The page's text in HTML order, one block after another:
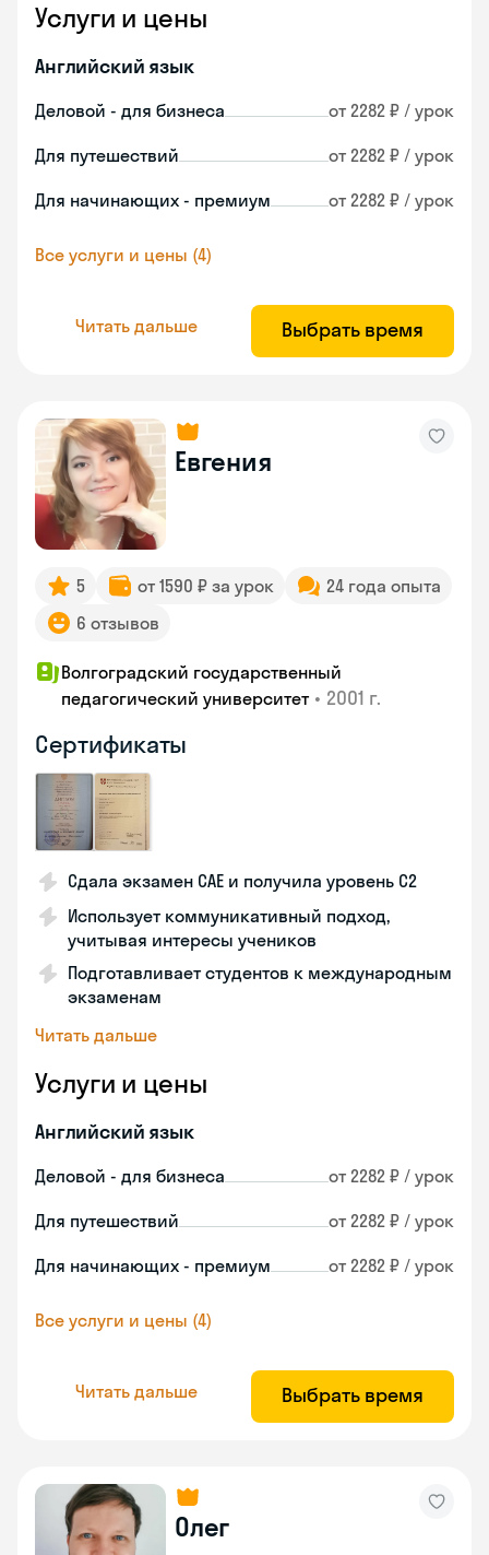
Услуги и цены
Английский язык
Деловой - для бизнеса от 2282 ₽ / урок
Для путешествий от 2282 ₽ / урок
Для начинающих - премиум от 2282 ₽ / урок
Все услуги и цены (4)
Читать дальше Выбрать время
Евгения
5 от 1590 ₽ за урок
24 года опыта
6 отзывов
Волгоградский государственный
педагогический университет • 2001 г.
Сертификаты
Сдала экзамен CAE и получила уровень С2
Использует коммуникативный подход,
учитывая интересы учеников
Подготавливает студентов к международным
экзаменам
Читать дальше
Услуги и цены
Английский язык
Деловой - для бизнеса от 2282 ₽ / урок
Для путешествий от 2282 ₽ / урок
Для начинающих - премиум от 2282 ₽ / урок
Все услуги и цены (4)
Читать дальше Выбрать время
Олег